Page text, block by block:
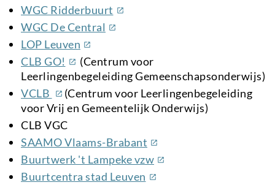
WGC Ridderbuurt (externe
link)
WGC De Central (externe
LOP Leuven (externe
link)
CLB GO! (externe
link)
(Centrum voor
Leerlingenbegeleiding Gemeenschapsonderwijs)
VCLB (externe
link)
(Centrum voor Leerlingenbegeleiding
voor Vrij en Gemeentelijk Onderwijs)
CLB VGC
SAAMO Vlaams-Brabant (externe
link)
Buurtwerk 't Lampeke vzw(externe
link)
Buurtcentra stad Leuven (externe